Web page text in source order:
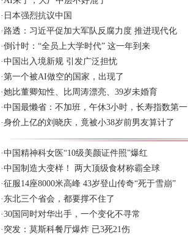
· 日本强烈抗议中国
· 路透：习近平促加大军队反腐力度 推进现代化
·倒计时：“全员上大学时代” 这一年到来
·中国出入境新规 引发广泛担忧
·第一个被AI做空的国家，出现了
·她比董卿知性、比周涛漂亮、39岁未婚育
·中国最懒省：不加班，午休3小时，长寿指数第一
·身价上亿的刘晓庆，竟被小38岁前男友算计了
·中国精神科女医“10级美颜证件照”爆红
·中国制造大变样！ 两大顶级食材称霸全球
·征服14座8000米高峰 43岁登山传奇“死于雪崩”
· 东北三个省会，都要撑不住了
·30国同时对华出手，一个变化不寻常
· 突发：莫斯科餐厅爆炸 已3死21伤